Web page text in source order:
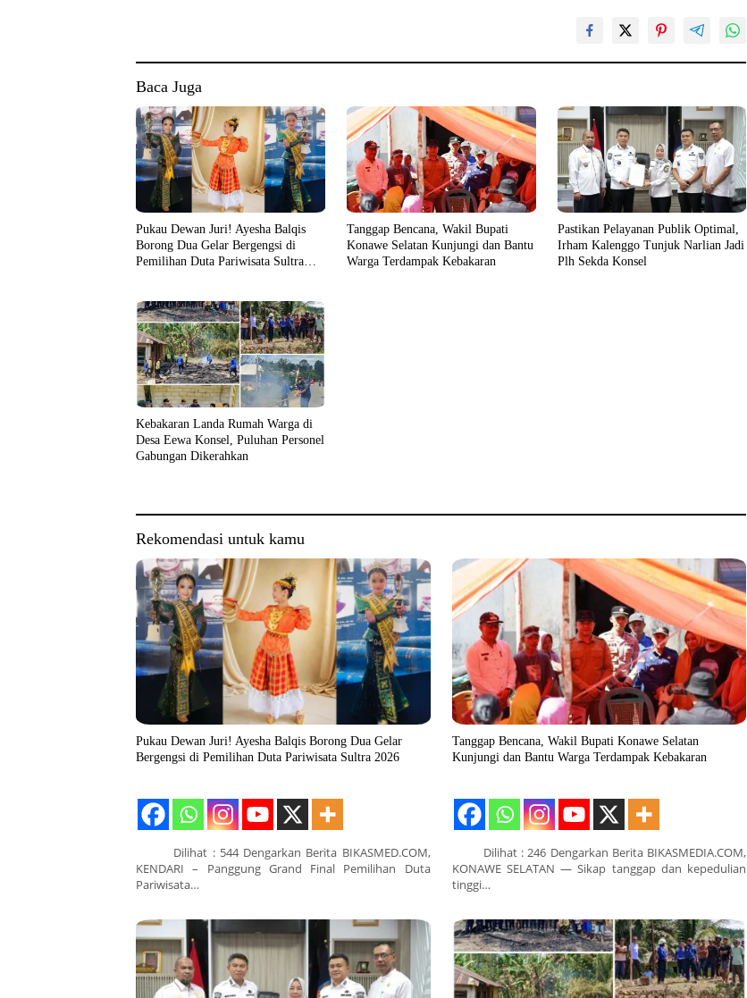
Baca Juga
Pukau Dewan Juri! Ayesha Balqis
Borong Dua Gelar Bergengsi di
Pemilihan Duta Pariwisata Sultra
Tanggap Bencana, Wakil Bupati
Konawe Selatan Kunjungi dan Bantu
Warga Terdampak Kebakaran
Pastikan Pelayanan Publik Optimal,
Irham Kalenggo Tunjuk Narlian Jadi
Plh Sekda Konsel
Kebakaran Landa Rumah Warga di
Desa Eewa Konsel, Puluhan Personel
Gabungan Dikerahkan
Rekomendasi untuk kamu
Pukau Dewan Juri! Ayesha Balqis Borong Dua Gelar
Bergengsi di Pemilihan Duta Pariwisata Sultra 2026
Dilihat : 544 Dengarkan Berita BIKASMED.COM,
KENDARI – Panggung Grand Final Pemilihan Duta
Pariwisata…
Tanggap Bencana, Wakil Bupati Konawe Selatan
Kunjungi dan Bantu Warga Terdampak Kebakaran
Dilihat : 246 Dengarkan Berita BIKASMEDIA.COM,
KONAWE SELATAN — Sikap tanggap dan kepedulian
tinggi…